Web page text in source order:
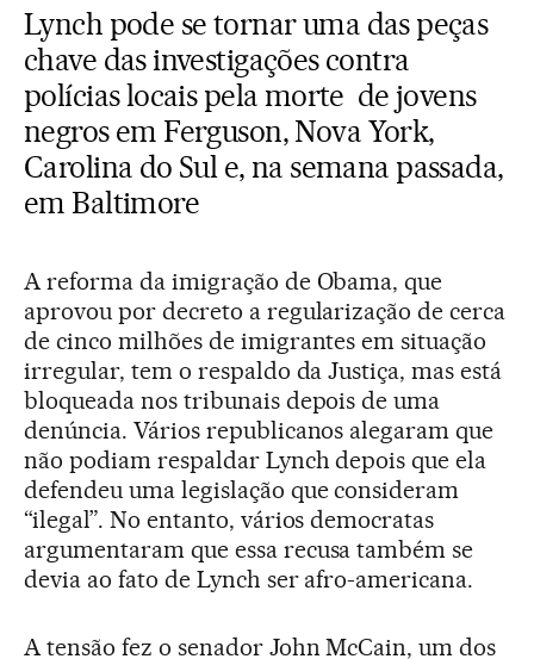
Lynch pode se tornar uma das peças
chave das investigações contra
polícias locais pela morte de jovens
negros em Ferguson, Nova York,
Carolina do Sul e, na semana passada,
em Baltimore
A reforma da imigração de Obama, que
aprovou por decreto a regularização de cerca
de cinco milhões de imigrantes em situação
irregular, tem o respaldo da Justiça, mas está
bloqueada nos tribunais depois de uma
denúncia. Vários republicanos alegaram que
não podiam respaldar Lynch depois que ela
defendeu uma legislação que consideram
“ilegal”. No entanto, vários democratas
argumentaram que essa recusa também se
devia ao fato de Lynch ser afro-americana.
A tensão fez o senador John McCain, um dos